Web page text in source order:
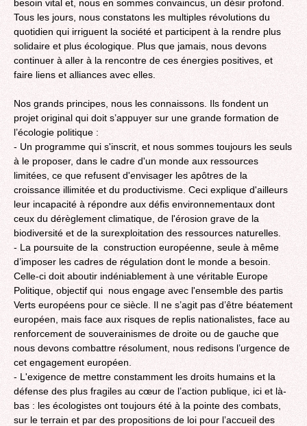
besoin vital et, nous en sommes convaincus, un désir profond.
Tous les jours, nous constatons les multiples révolutions du
quotidien qui irriguent la société et participent à la rendre plus
solidaire et plus écologique. Plus que jamais, nous devons
continuer à aller à la rencontre de ces énergies positives, et
faire liens et alliances avec elles.
Nos grands principes, nous les connaissons. Ils fondent un
projet original qui doit s’appuyer sur une grande formation de
l’écologie politique :
- Un programme qui s'inscrit, et nous sommes toujours les seuls
à le proposer, dans le cadre d'un monde aux ressources
limitées, ce que refusent d'envisager les apôtres de la
croissance illimitée et du productivisme. Ceci explique d'ailleurs
leur incapacité à répondre aux défis environnementaux dont
ceux du dérèglement climatique, de l'érosion grave de la
biodiversité et de la surexploitation des ressources naturelles.
- La poursuite de la construction européenne, seule à même
d’imposer les cadres de régulation dont le monde a besoin.
Celle-ci doit aboutir indéniablement à une véritable Europe
Politique, objectif qui nous engage avec l'ensemble des partis
Verts européens pour ce siècle. Il ne s’agit pas d’être béatement
européen, mais face aux risques de replis nationalistes, face au
renforcement de souverainismes de droite ou de gauche que
nous devons combattre résolument, nous redisons l’urgence de
cet engagement européen.
- L'exigence de mettre constamment les droits humains et la
défense des plus fragiles au cœur de l’action publique, ici et là-
bas : les écologistes ont toujours été à la pointe des combats,
sur le terrain et par des propositions de loi pour l’accueil des